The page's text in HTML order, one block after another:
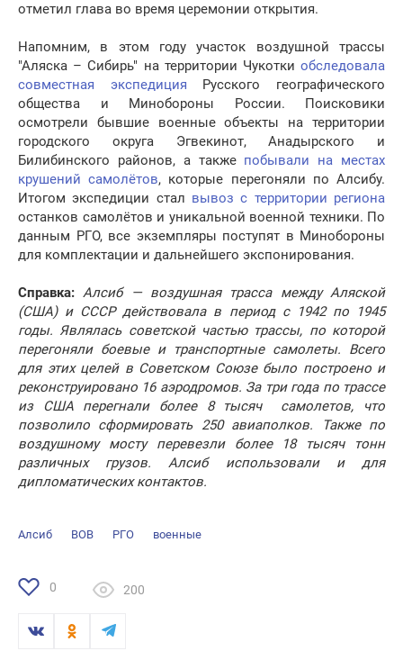
отметил глава во время церемонии открытия.
Напомним, в этом году участок воздушной трассы
"Аляска – Сибирь" на территории Чукотки обследовала
совместная экспедиция Русского географического
общества и Минобороны России. Поисковики
осмотрели бывшие военные объекты на территории
городского округа Эгвекинот, Анадырского и
Билибинского районов, а также побывали на местах
крушений самолётов, которые перегоняли по Алсибу.
Итогом экспедиции стал вывоз с территории региона
останков самолётов и уникальной военной техники. По
данным РГО, все экземпляры поступят в Минобороны
для комплектации и дальнейшего экспонирования.
Справка:Алсиб — воздушная трасса между Аляской
(США) и СССР действовала в период с 1942 по 1945
годы. Являлась советской частью трассы, по которой
перегоняли боевые и транспортные самолеты. Всего
для этих целей в Советском Союзе было построено и
реконструировано 16 аэродромов. За три года по трассе
из США перегнали более 8 тысяч самолетов, что
позволило сформировать 250 авиаполков. Также по
воздушному мосту перевезли более 18 тысяч тонн
различных грузов. Алсиб использовали и для
дипломатических контактов.
Алсиб ВОВ РГО военные
0 200